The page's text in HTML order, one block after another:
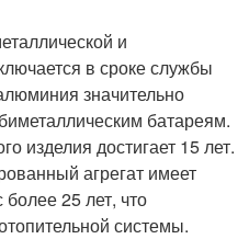
и
в сроке службы
значительно
батареям.
изделия достигает 15 лет.
агрегат имеет
25 лет, что
системы.